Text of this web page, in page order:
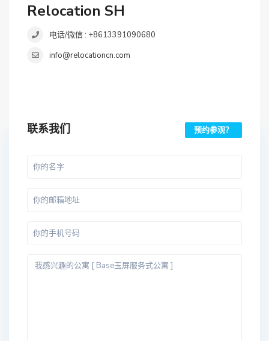
Relocation SH
电话/微信 : +8613391090680
info@relocationcn.com
联系我们 预约参观？